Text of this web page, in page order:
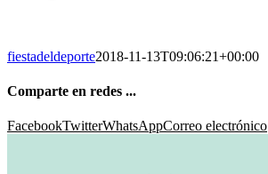
fiestadeldeporte2018-11-13T09:06:21+00:00
Comparte en redes ...
FacebookTwitterWhatsAppCorreo electrónico